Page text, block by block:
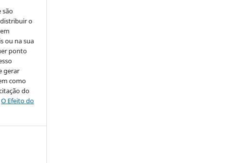
são
o
ou na sua
ponto
gerar
como
do
O Efeito do